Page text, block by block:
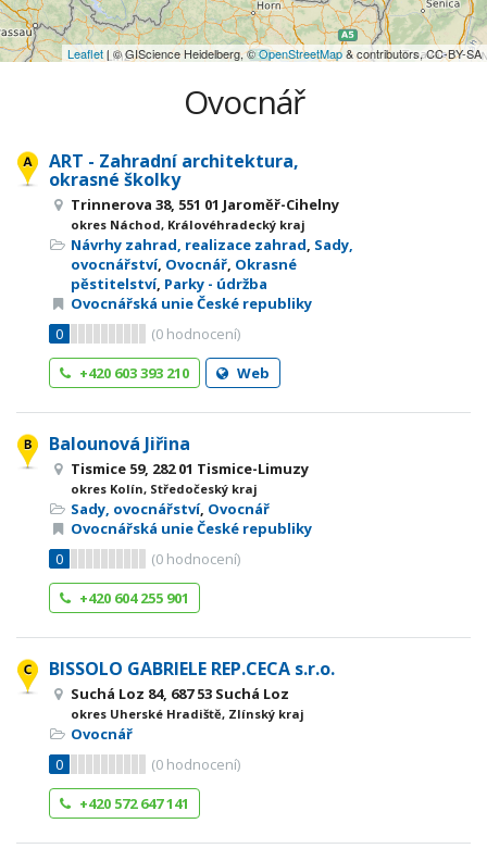
Leaflet| © GIScience Heidelberg, ©OpenStreetMap& contributors, CC-BY-SA
Ovocnář
ART - Zahradní architektura,
okrasné školky
Trinnerova 38, 551 01 Jaroměř-Cihelny
okres Náchod, Královéhradecký kraj
Návrhy zahrad, realizace zahrad, Sady,
ovocnářství, Ovocnář, Okrasné
pěstitelství, Parky - údržba
Ovocnářská unie České republiky
0
(0 hodnocení)
+420 603 393 210
Web
Balounová Jiřina
Tismice 59, 282 01 Tismice-Limuzy
okres Kolín, Středočeský kraj
Sady, ovocnářství, Ovocnář
Ovocnářská unie České republiky
0
(0 hodnocení)
+420 604 255 901
BISSOLO GABRIELE REP.CECA s.r.o.
Suchá Loz 84, 687 53 Suchá Loz
okres Uherské Hradiště, Zlínský kraj
Ovocnář
0
(0 hodnocení)
+420 572 647 141